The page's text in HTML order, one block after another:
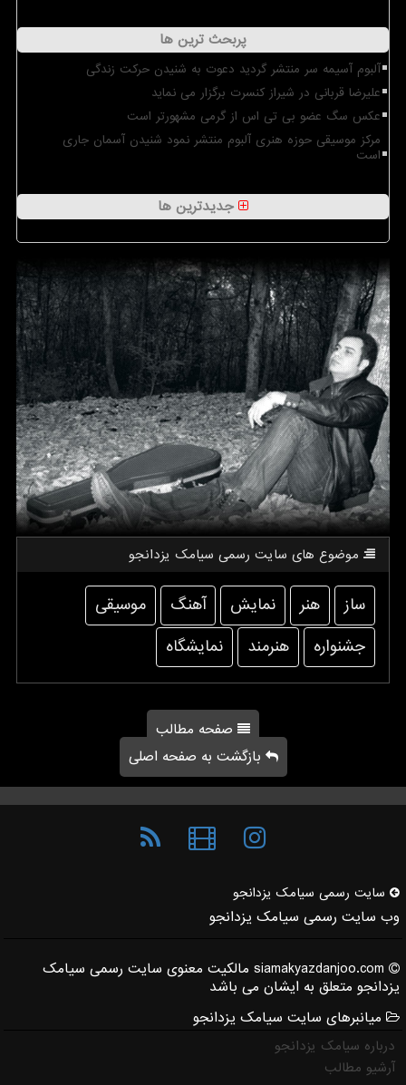
پربحث ترین ها
آلبوم آسیمه سر منتشر گردید دعوت به شنیدن حرکت زندگی
علیرضا قربانی در شیراز کنسرت برگزار می نماید
عکس سگ عضو بی تی اس از گرمی مشهورتر است
مرکز موسیقی حوزه هنری آلبوم منتشر نمود شنیدن آسمان جاری
است
جدیدترین ها
موضوع های سایت رسمی سیامك یزدانجو
ساز هنر نمایش آهنگ
موسیقی
جشنواره
هنرمند نمایشگاه
صفحه مطالب
بازگشت به صفحه اصلی
سایت رسمی سیامك یزدانجو
وب سایت رسمی سیامک یزدانجو
siamakyazdanjoo.com مالکیت معنوی سایت رسمی سیامک
یزدانجو متعلق به ایشان می باشد
میانبرهای سایت سیامک یزدانجو
درباره سیامک یزدانجو
آرشیو مطالب